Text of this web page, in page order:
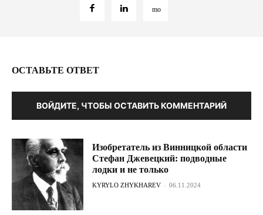
ОСТАВЬТЕ ОТВЕТ
ВОЙДИТЕ, ЧТОБЫ ОСТАВИТЬ КОММЕНТАРИЙ
Изобретатель из Винницкой области
Стефан Джевецкий: подводные
лодки и не только
KYRYLO ZHYKHAREV - 06.11.2024